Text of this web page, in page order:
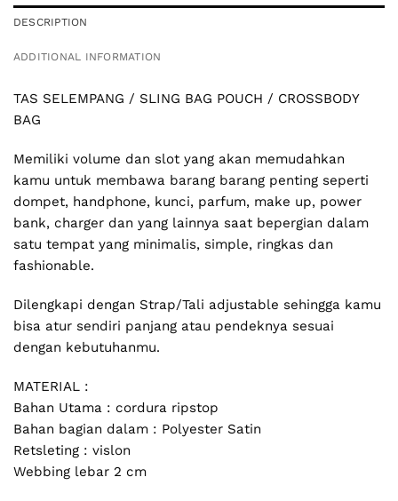
DESCRIPTION
ADDITIONAL INFORMATION
TAS SELEMPANG / SLING BAG POUCH / CROSSBODY
BAG
Memiliki volume dan slot yang akan memudahkan
kamu untuk membawa barang barang penting seperti
dompet, handphone, kunci, parfum, make up, power
bank, charger dan yang lainnya saat bepergian dalam
satu tempat yang minimalis, simple, ringkas dan
fashionable.
Dilengkapi dengan Strap/Tali adjustable sehingga kamu
bisa atur sendiri panjang atau pendeknya sesuai
dengan kebutuhanmu.
MATERIAL :
Bahan Utama : cordura ripstop
Bahan bagian dalam : Polyester Satin
Retsleting : vislon
Webbing lebar 2 cm